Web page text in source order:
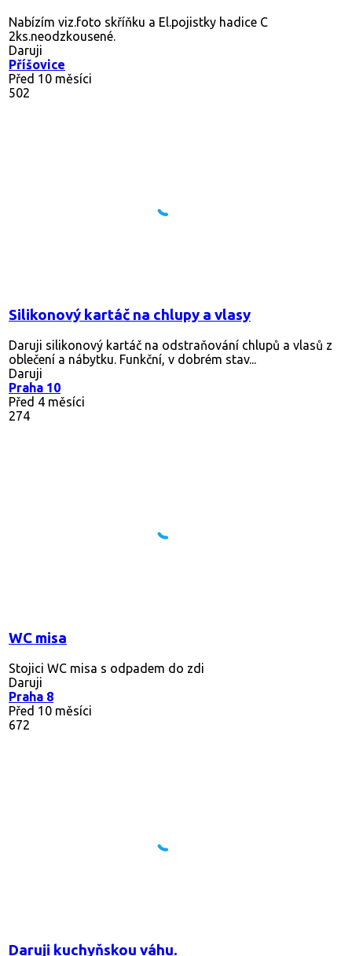
Nabízím viz.foto skříňku a El.pojistky hadice C
2ks.neodzkousené.
Daruji
Příšovice
Před 10 měsíci
502
Silikonový kartáč na chlupy a vlasy
Daruji silikonový kartáč na odstraňování chlupů a vlasů z
oblečení a nábytku. Funkční, v dobrém stav...
Daruji
Praha 10
Před 4 měsíci
274
WC misa
Stojici WC misa s odpadem do zdi
Daruji
Praha 8
Před 10 měsíci
672
Daruji kuchyňskou váhu.